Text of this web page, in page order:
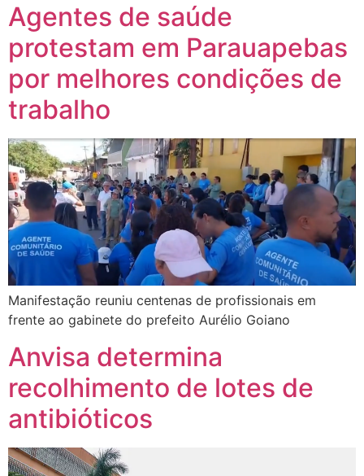
Agentes de saúde
protestam em Parauapebas
por melhores condições de
trabalho
Manifestação reuniu centenas de profissionais em
frente ao gabinete do prefeito Aurélio Goiano
Anvisa determina
recolhimento de lotes de
antibióticos